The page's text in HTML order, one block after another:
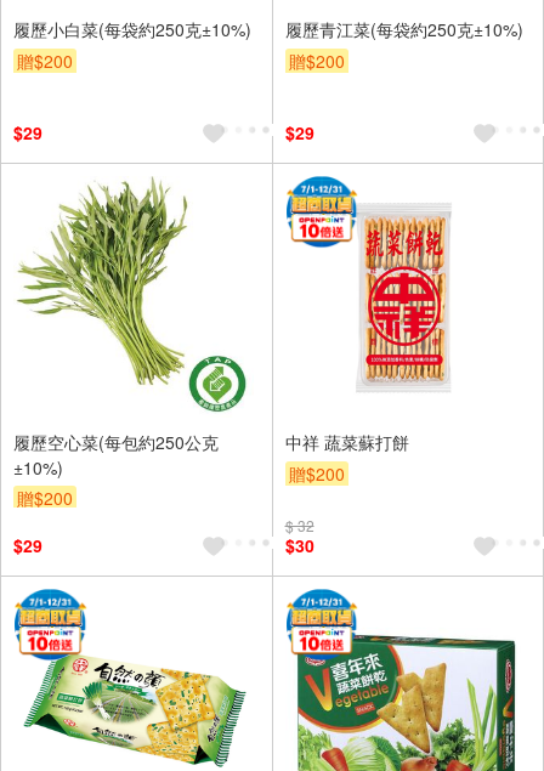
履歷小白菜(每袋約250克±10%)
贈$200
$29
履歷青江菜(每袋約250克±10%)
贈$200
$29
履歷空心菜(每包約250公克
±10%)
贈$200
$29
中祥 蔬菜蘇打餅
贈$200
$ 32
$30